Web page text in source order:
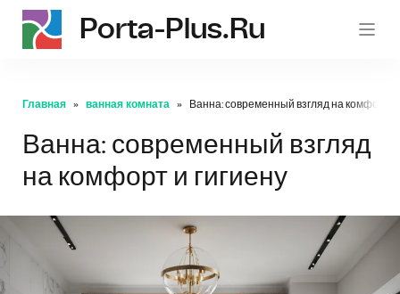
Porta-Plus.ru
Главная ванная комната Ванна: современный взгляд на комфорт и
Ванна: современный взгляд
на комфорт и гигиену